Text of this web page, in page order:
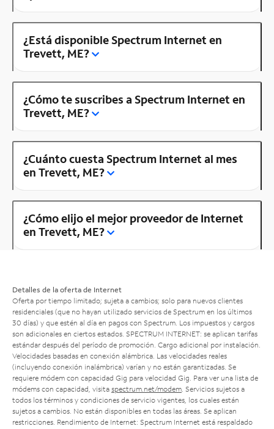
¿Está disponible Spectrum Internet en
Trevett, ME?
¿Cómo te suscribes a Spectrum Internet en
Trevett, ME?
¿Cuánto cuesta Spectrum Internet al mes
en Trevett, ME?
¿Cómo elijo el mejor proveedor de Internet
en Trevett, ME?
Detalles de la oferta de Internet
Oferta por tiempo limitado; sujeta a cambios; solo para nuevos clientes
residenciales (que no hayan utilizado servicios de Spectrum en los últimos
30 días) y que estén al día en pagos con Spectrum. Los impuestos y cargos
son adicionales en ciertos estados. SPECTRUM INTERNET: se aplican tarifas
estándar después del período de promoción. Cargo adicional por instalación.
Velocidades basadas en conexión alámbrica. Las velocidades reales
(incluyendo conexión inalámbrica) varían y no están garantizadas. Se
requiere módem con capacidad Gig para velocidad Gig. Para ver una lista de
módems con capacidad, visita spectrum.net/modem . Servicios sujetos a
todos los términos y condiciones de servicio vigentes, los cuales están
sujetos a cambios. No están disponibles en todas las áreas. Se aplican
restricciones. Rendimiento de Internet: Spectrum Internet está respaldado